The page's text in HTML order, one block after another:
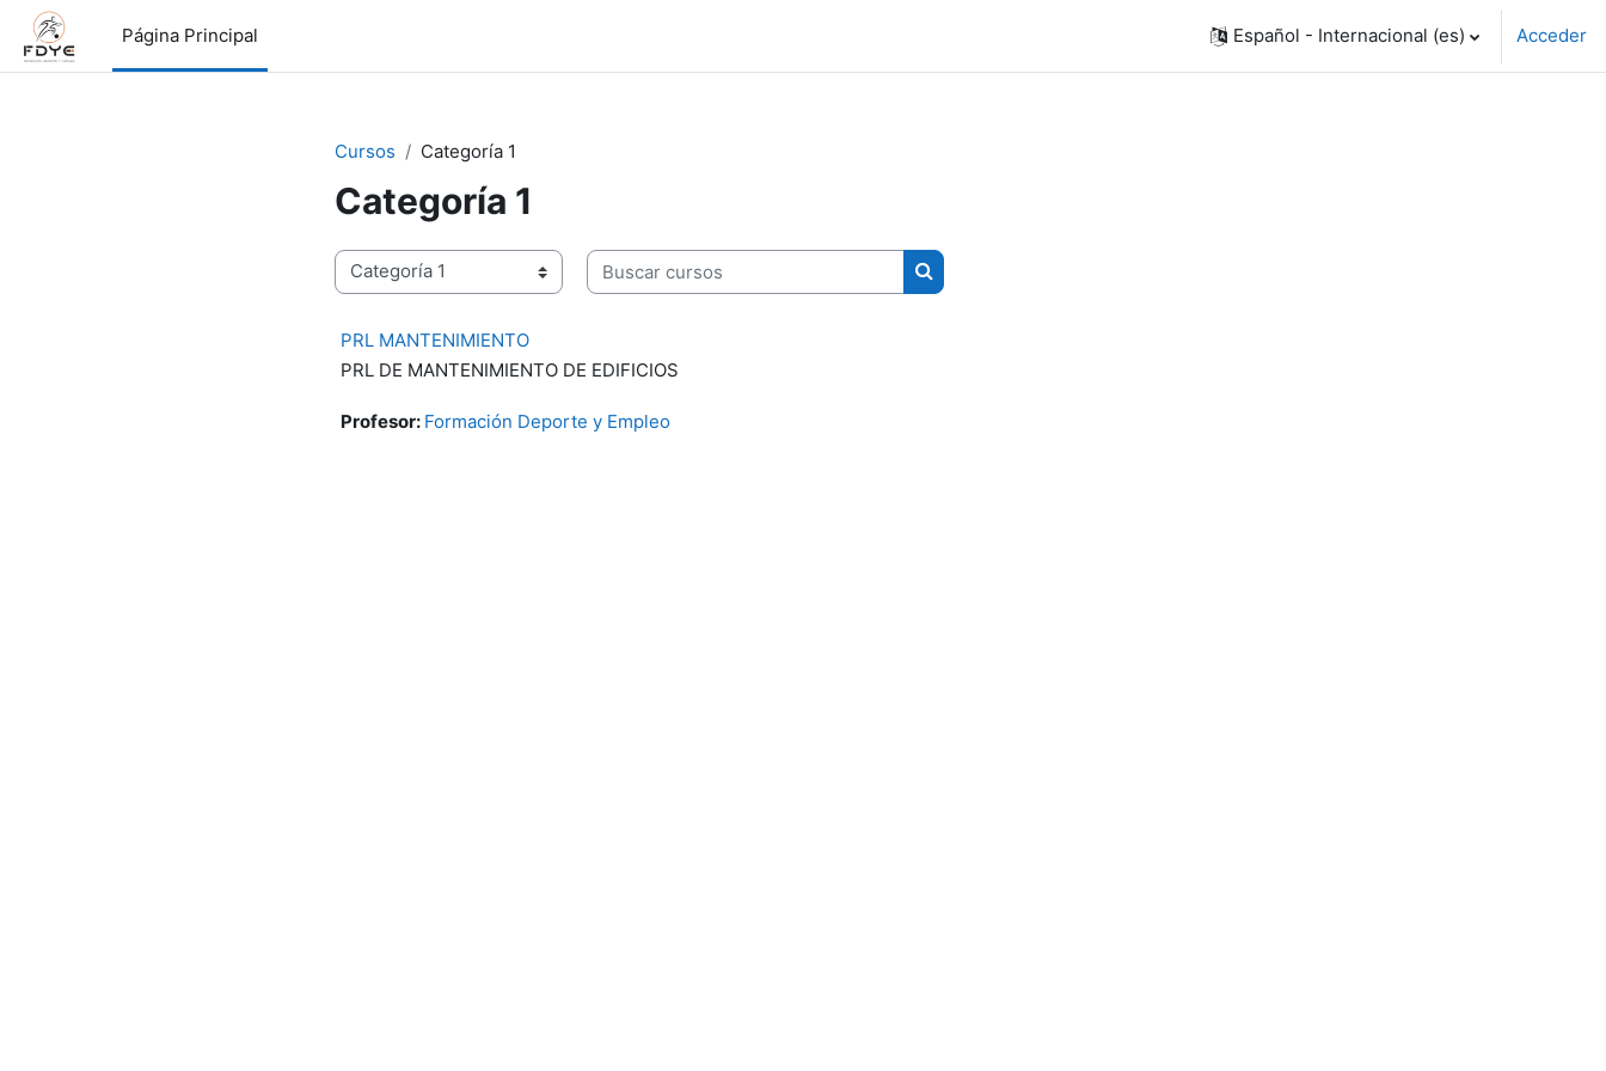
Salta al contenido principal
Página Principal
Español - Internacional ‎(es)‎ Acceder
Cursos Categoría 1
Categoría 1
Categorías
Buscar cursos
Buscar cursos
PRL MANTENIMIENTO
PRL DE MANTENIMIENTO DE EDIFICIOS
Profesor: Formación Deporte y Empleo